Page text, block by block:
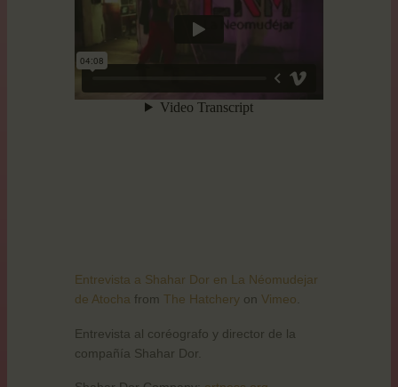
Entrevista a Shahar Dor en La Néomudejar
de Atocha from The Hatchery on Vimeo
Entrevista al coréografo y director de la
compañía Shahar Dor.